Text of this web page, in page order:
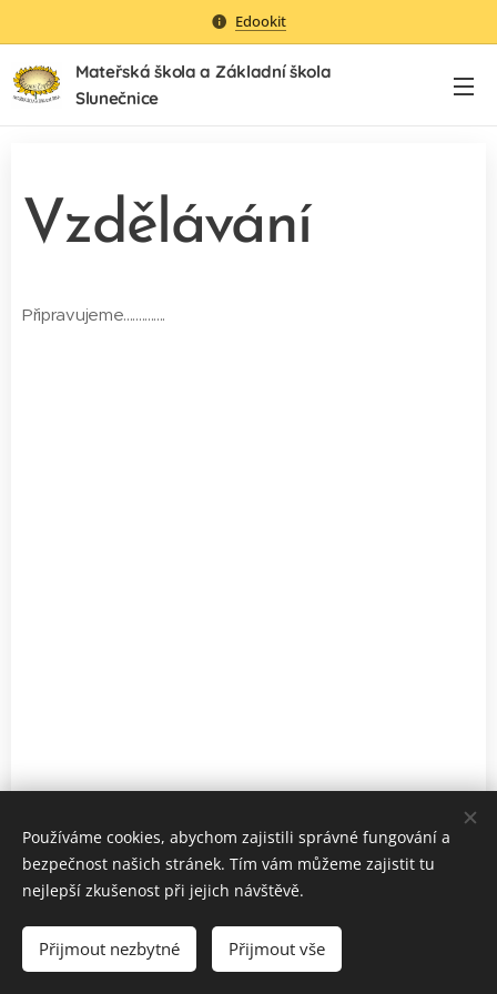
Edookit
Mateřská škola a Základní škola
Slunečnice
Vzdělávání
Připravujeme..............
přístupnosti
Cookies
Používáme cookies, abychom zajistili správné fungování a
bezpečnost našich stránek. Tím vám můžeme zajistit tu
nejlepší zkušenost při jejich návštěvě.
Přijmout nezbytné Přijmout vše